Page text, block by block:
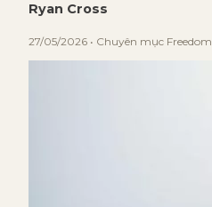
Ryan Cross
27/05/2026 • Chuyên mục